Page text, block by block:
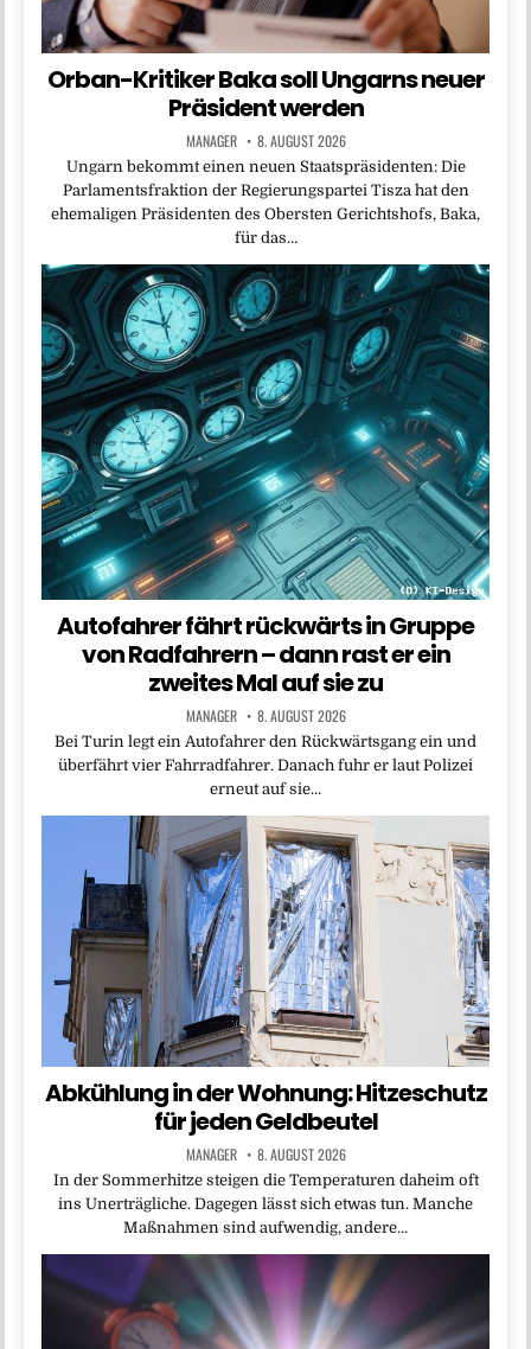
Orban-Kritiker Baka soll Ungarns neuer
Präsident werden
MANAGER 8. AUGUST 2026
Ungarn bekommt einen neuen Staatspräsidenten: Die
Parlamentsfraktion der Regierungspartei Tisza hat den
ehemaligen Präsidenten des Obersten Gerichtshofs, Baka,
für das…
Autofahrer fährt rückwärts in Gruppe
von Radfahrern – dann rast er ein
zweites Mal auf sie zu
MANAGER 8. AUGUST 2026
Bei Turin legt ein Autofahrer den Rückwärtsgang ein und
überfährt vier Fahrradfahrer. Danach fuhr er laut Polizei
erneut auf sie…
Abkühlung in der Wohnung: Hitzeschutz
für jeden Geldbeutel
MANAGER 8. AUGUST 2026
In der Sommerhitze steigen die Temperaturen daheim oft
ins Unerträgliche. Dagegen lässt sich etwas tun. Manche
Maßnahmen sind aufwendig, andere…